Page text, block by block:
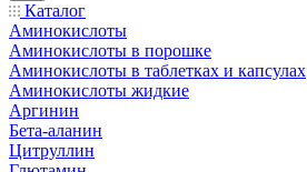
Каталог
Аминокислоты
Аминокислоты в порошке
Аминокислоты в таблетках и капсулах
Аминокислоты жидкие
Аргинин
Бета-аланин
Цитруллин